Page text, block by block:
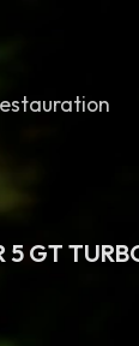
5 GT